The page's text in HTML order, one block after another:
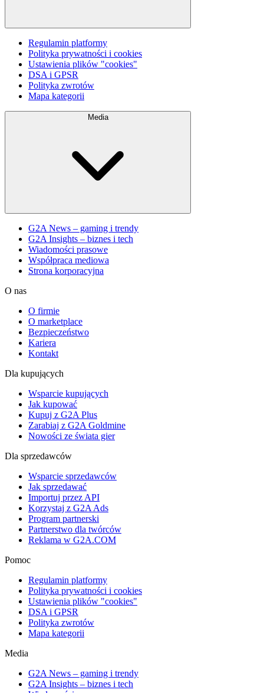
Regulamin platformy
Polityka prywatności i cookies
Ustawienia plików "cookies"
DSA i GPSR
Polityka zwrotów
Mapa kategorii
Media
G2A News – gaming i trendy
G2A Insights – biznes i tech
Wiadomości prasowe
Współpraca mediowa
Strona korporacyjna
O nas
O firmie
O marketplace
Bezpieczeństwo
Kariera
Kontakt
Dla kupujących
Wsparcie kupujących
Jak kupować
Kupuj z G2A Plus
Zarabiaj z G2A Goldmine
Nowości ze świata gier
Dla sprzedawców
Wsparcie sprzedawców
Jak sprzedawać
Importuj przez API
Korzystaj z G2A Ads
Program partnerski
Partnerstwo dla twórców
Reklama w G2A.COM
Pomoc
Regulamin platformy
Polityka prywatności i cookies
Ustawienia plików "cookies"
DSA i GPSR
Polityka zwrotów
Mapa kategorii
Media
G2A News – gaming i trendy
G2A Insights – biznes i tech